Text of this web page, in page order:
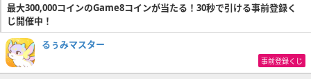
最大300,000コインのGame8コインが当たる！30秒で引ける事前登録く
じ開催中！
るぅみマスター
事前登録くじ